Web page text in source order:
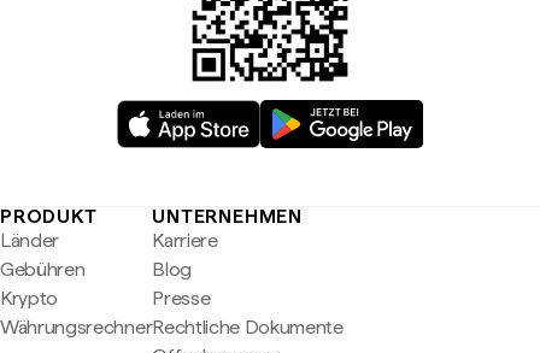
PRODUKT
Länder
Gebühren
Krypto
Währungsrechner
UNTERNEHMEN
Karriere
Blog
Presse
Rechtliche Dokumente